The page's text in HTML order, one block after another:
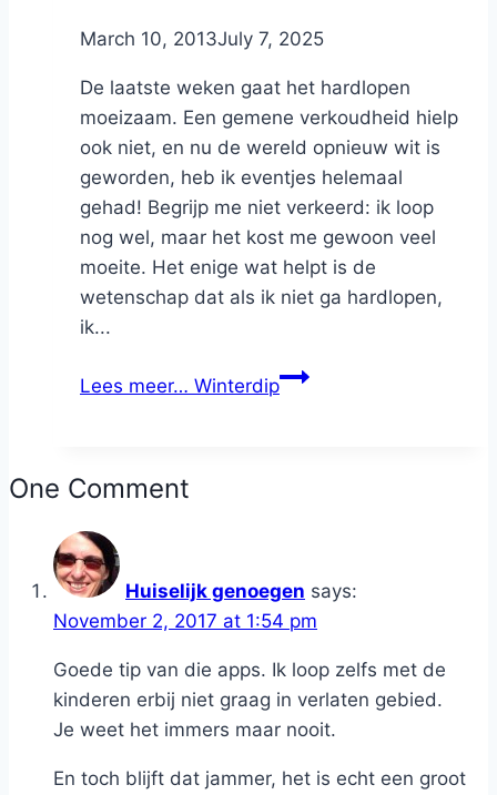
ByNicole
March 10, 2013July 7, 2025
De laatste weken gaat het hardlopen
moeizaam. Een gemene verkoudheid hielp
ook niet, en nu de wereld opnieuw wit is
geworden, heb ik eventjes helemaal
gehad! Begrijp me niet verkeerd: ik loop
nog wel, maar het kost me gewoon veel
moeite. Het enige wat helpt is de
wetenschap dat als ik niet ga hardlopen,
ik...
Lees meer… Winterdip
One Comment
Huiselijk genoegen says:
November 2, 2017 at 1:54 pm
Goede tip van die apps. Ik loop zelfs met de
kinderen erbij niet graag in verlaten gebied.
Je weet het immers maar nooit.
En toch blijft dat jammer, het is echt een groot